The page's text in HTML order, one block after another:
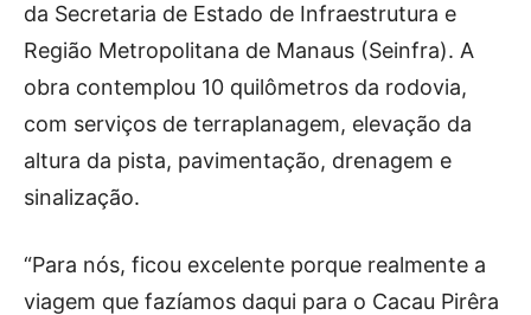
da Secretaria de Estado de Infraestrutura e
Região Metropolitana de Manaus (Seinfra). A
obra contemplou 10 quilômetros da rodovia,
com serviços de terraplanagem, elevação da
altura da pista, pavimentação, drenagem e
sinalização.
“Para nós, ficou excelente porque realmente a
viagem que fazíamos daqui para o Cacau Pirêra